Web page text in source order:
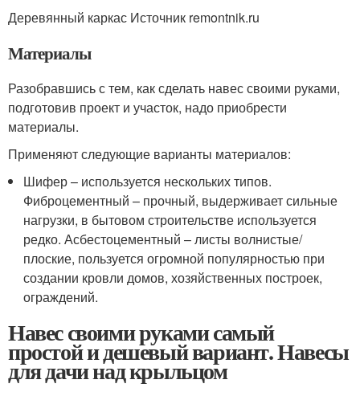
Деревянный каркас Источник remontnik.ru
Материалы
Разобравшись с тем, как сделать навес своими руками,
подготовив проект и участок, надо приобрести
материалы.
Применяют следующие варианты материалов:
Шифер – используется нескольких типов.
Фиброцементный – прочный, выдерживает сильные
нагрузки, в бытовом строительстве используется
редко. Асбестоцементный – листы волнистые/
плоские, пользуется огромной популярностью при
создании кровли домов, хозяйственных построек,
ограждений.
Навес своими руками самый
простой и дешевый вариант. Навесы
для дачи над крыльцом